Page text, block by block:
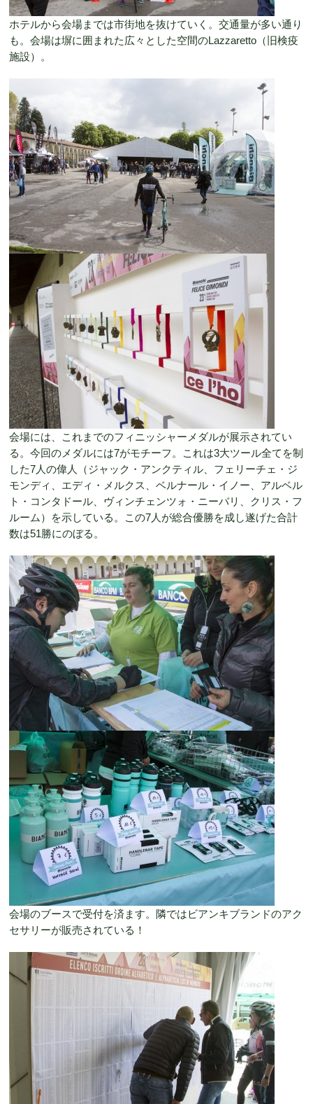
ホテルから会場までは市街地を抜けていく。交通量が多い通り
も。会場は塀に囲まれた広々とした空間のLazzaretto（旧検疫
施設）。
会場には、これまでのフィニッシャーメダルが展示されてい
る。今回のメダルには7がモチーフ。これは3大ツール全てを制
した7人の偉人（ジャック・アンクティル、フェリーチェ・ジ
モンディ、エディ・メルクス、ベルナール・イノー、アルベル
ト・コンタドール、ヴィンチェンツォ・ニーバリ、クリス・フ
ルーム）を示している。この7人が総合優勝を成し遂げた合計
数は51勝にのぼる。
会場のブースで受付を済ます。隣ではビアンキブランドのアク
セサリーが販売されている！